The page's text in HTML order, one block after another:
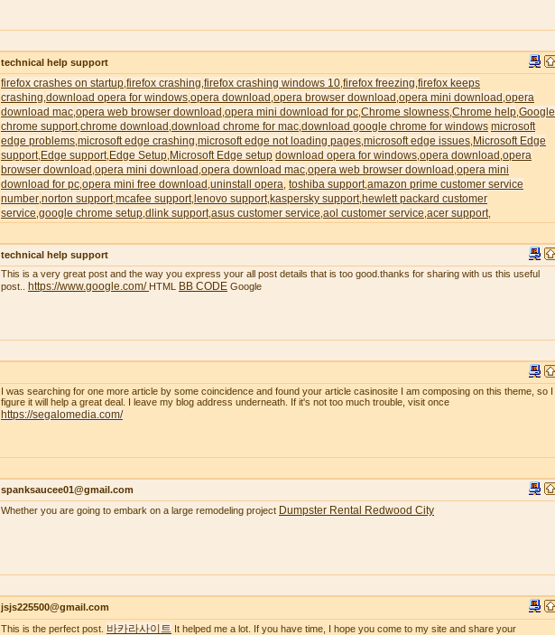
technical help support
firefox crashes on startup firefox crashing firefox crashing windows 10 firefox freezing firefox keeps
crashing download opera for windows opera download opera browser download opera mini download opera
download mac opera web browser download opera mini download for pc Chrome slowness Chrome help Google
chrome support chrome download download chrome for mac download google chrome for windows microsoft
edge problems microsoft edge crashing microsoft edge not loading pages microsoft edge issues Microsoft Edge
support Edge support Edge Setup Microsoft Edge setup download opera for windows opera download opera
browser download opera mini download opera download mac opera web browser download opera mini
download for pc opera mini free download uninstall opera toshiba support amazon prime customer service
number norton support mcafee support lenovo support kaspersky support hewlett packard customer
service google chrome setup dlink support asus customer service aol customer service acer support
technical help support
This is a very great post and the way you express your all post details that is too good.thanks for sharing with us this useful
post..
https://www.google.com/ HTML BB CODE Google
I was searching for one more article by some coincidence and found your article casinosite I am composing on this theme, so I
figure it will help a great deal. I leave my blog address underneath. If it's not too much trouble, visit once
https://segalomedia.com/
spanksaucee01@gmail.com
Whether you are going to embark on a large remodeling project Dumpster Rental Redwood City
jsjs225500@gmail.com
This is the perfect post. 바카라사이트 It helped me a lot. If you have time, I hope you come to my site and share your